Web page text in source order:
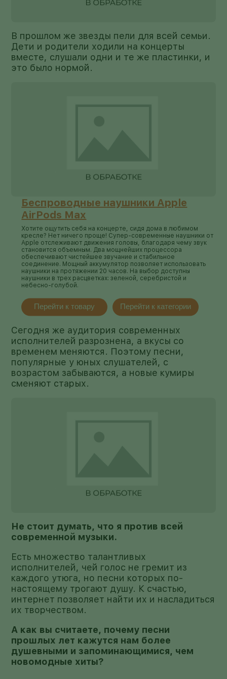
В прошлом же звезды пели для всей семьи.
Дети и родители ходили на концерты
вместе, слушали одни и те же пластинки, и
это было нормой.
Беспроводные наушники Apple
AirPods Max
Хотите ощутить себя на концерте, сидя дома в любимом
кресле? Нет ничего проще! Супер-современные наушники от
Apple отслеживают движения головы, благодаря чему звук
становится объемным. Два мощнейших процессора
обеспечивают чистейшее звучание и стабильное
соединение. Мощный аккумулятор позволяет использовать
наушники на протяжении 20 часов. На выбор доступны
наушники в трех расцветках: зеленой, серебристой и
небесно-голубой.
Перейти к товару Перейти к категории
Сегодня же аудитория современных
исполнителей разрознена, а вкусы со
временем меняются. Поэтому песни,
популярные у юных слушателей, с
возрастом забываются, а новые кумиры
сменяют старых.
Не стоит думать, что я против всей
современной музыки.
Есть множество талантливых
исполнителей, чей голос не гремит из
каждого утюга, но песни которых по-
настоящему трогают душу. К счастью,
интернет позволяет найти их и насладиться
их творчеством.
А как вы считаете, почему песни
прошлых лет кажутся нам более
душевными и запоминающимися, чем
новомодные хиты?